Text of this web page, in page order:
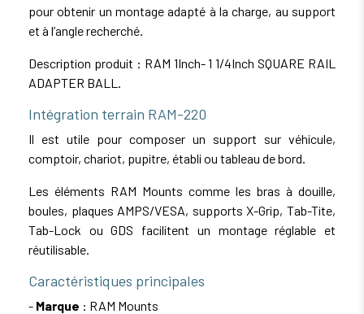
pour obtenir un montage adapté à la charge, au support
et à l’angle recherché.
Description produit : RAM 1Inch- 1 1/4Inch SQUARE RAIL
ADAPTER BALL.
Intégration terrain RAM-220
Il est utile pour composer un support sur véhicule,
comptoir, chariot, pupitre, établi ou tableau de bord.
Les éléments RAM Mounts comme les bras à douille,
boules, plaques AMPS/VESA, supports X-Grip, Tab-Tite,
Tab-Lock ou GDS facilitent un montage réglable et
réutilisable.
Caractéristiques principales
- Marque : RAM Mounts